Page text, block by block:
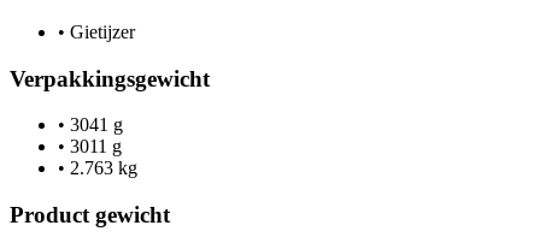
• Gietijzer
Verpakkingsgewicht
• 3041 g
• 3011 g
• 2.763 kg
Product gewicht